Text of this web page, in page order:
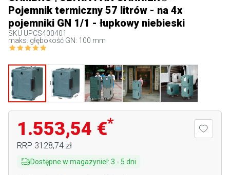
Pojemnik termiczny 57 litrów - na 4x
pojemniki GN 1/1 - łupkowy niebieski
SKU UPCS400401
maks. głębokość GN: 100 mm
1.553,54 €*
RRP 3128,74 zł
Dostępne w magazynie!: 3 - 5 dni